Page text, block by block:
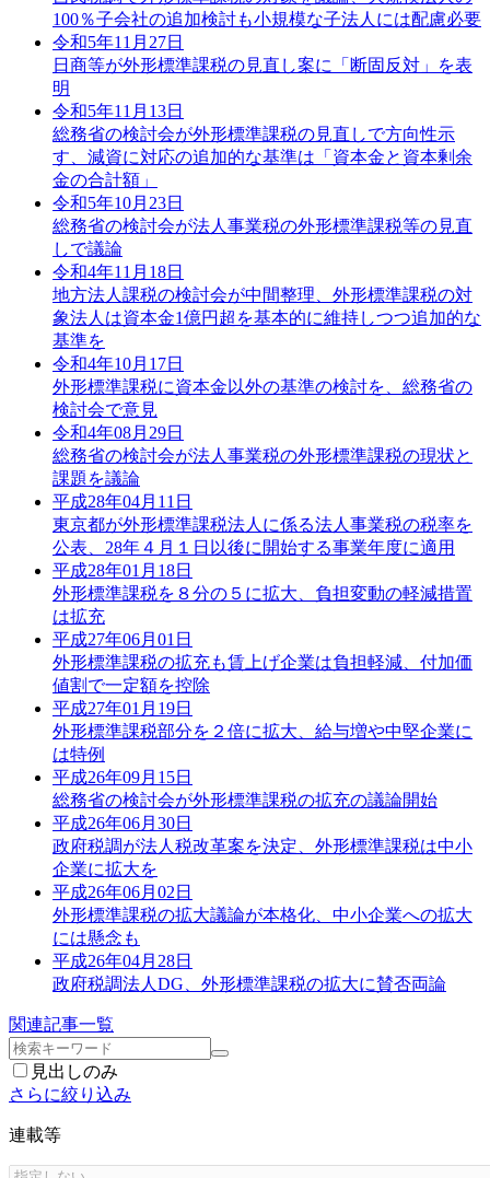
100％子会社の追加検討も小規模な子法人には配慮必要
令和5年11月27日
日商等が外形標準課税の見直し案に「断固反対」を表
明
令和5年11月13日
総務省の検討会が外形標準課税の見直しで方向性示
す、減資に対応の追加的な基準は「資本金と資本剰余
金の合計額」
令和5年10月23日
総務省の検討会が法人事業税の外形標準課税等の見直
しで議論
令和4年11月18日
地方法人課税の検討会が中間整理、外形標準課税の対
象法人は資本金1億円超を基本的に維持しつつ追加的な
基準を
令和4年10月17日
外形標準課税に資本金以外の基準の検討を、総務省の
検討会で意見
令和4年08月29日
総務省の検討会が法人事業税の外形標準課税の現状と
課題を議論
平成28年04月11日
東京都が外形標準課税法人に係る法人事業税の税率を
公表、28年４月１日以後に開始する事業年度に適用
平成28年01月18日
外形標準課税を８分の５に拡大、負担変動の軽減措置
は拡充
平成27年06月01日
外形標準課税の拡充も賃上げ企業は負担軽減、付加価
値割で一定額を控除
平成27年01月19日
外形標準課税部分を２倍に拡大、給与増や中堅企業に
は特例
平成26年09月15日
総務省の検討会が外形標準課税の拡充の議論開始
平成26年06月30日
政府税調が法人税改革案を決定、外形標準課税は中小
企業に拡大を
平成26年06月02日
外形標準課税の拡大議論が本格化、中小企業への拡大
には懸念も
平成26年04月28日
政府税調法人DG、外形標準課税の拡大に賛否両論
関連記事一覧
見出しのみ
さらに絞り込み
連載等